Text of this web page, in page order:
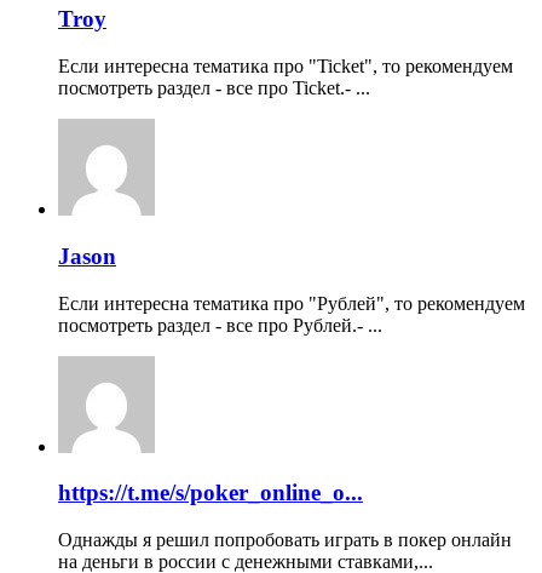
Troy
Если интересна тематика про "Ticket", то рекомендуем
посмотреть раздел - все про Ticket.- ...
Jason
Если интересна тематика про "Рублей", то рекомендуем
посмотреть раздел - все про Рублей.- ...
https://t.me/s/poker_online_o...
Однажды я решил попробовать играть в покер онлайн
на деньги в россии с денежными ставками,...